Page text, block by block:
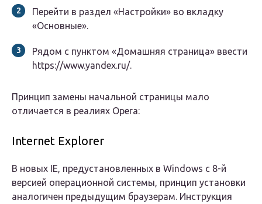
Перейти в раздел «Настройки» во вкладку
«Основные».
Рядом с пунктом «Домашняя страница» ввести
https://www.yandex.ru/.
Принцип замены начальной страницы мало
отличается в реалиях Opera:
Internet Explorer
В новых IE, предустановленных в Windows с 8-й
версией операционной системы, принцип установки
аналогичен предыдущим браузерам. Инструкция